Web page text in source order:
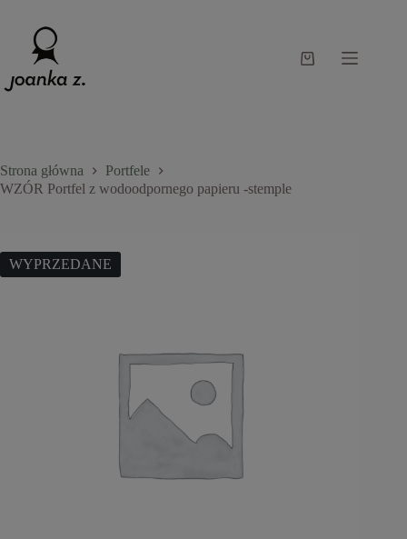
Koszyk
Strona główna
Portfele
WZÓR Portfel z wodoodpornego papieru -stemple
WYPRZEDANE